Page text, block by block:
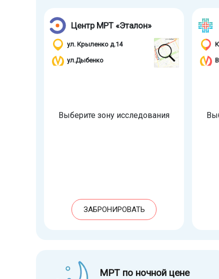
Центр МРТ «Эталон»
ул. Крыленко д.14
ул.Дыбенко
Выберите зону исследования
ЗАБРОНИРОВАТЬ
МРТ по ночной цене